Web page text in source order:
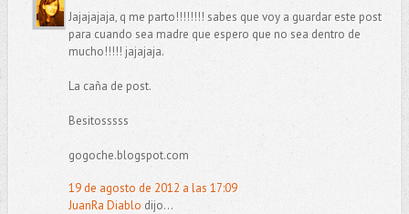
Jajajajaja, q me parto!!!!!!!! sabes que voy a guardar este post
para cuando sea madre que espero que no sea dentro de
mucho!!!!! jajajaja.
La caña de post.
Besitosssss
gogoche.blogspot.com
19 de agosto de 2012 a las 17:09
JuanRa Diablo dijo...